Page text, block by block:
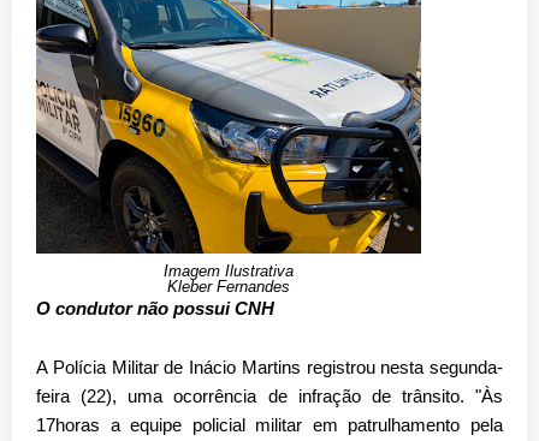
Imagem Ilustrativa
Kleber Fernandes
O condutor não possui CNH
A Polícia Militar de Inácio Martins registrou nesta segunda-
feira (22), uma ocorrência de infração de trânsito. "Às
17horas a equipe policial militar em patrulhamento pela